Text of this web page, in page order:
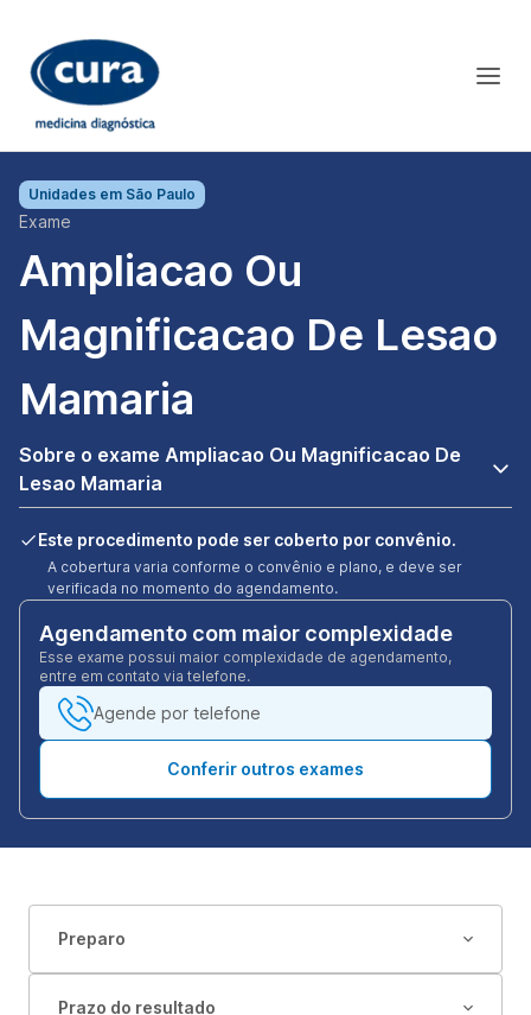
Unidades em São Paulo
Exame
Ampliacao Ou
Magnificacao De Lesao
Mamaria
Sobre o exame Ampliacao Ou Magnificacao De
Lesao Mamaria
Este procedimento pode ser coberto por convênio.
A cobertura varia conforme o convênio e plano, e deve ser
verificada no momento do agendamento.
Agendamento com maior complexidade
Esse exame possui maior complexidade de agendamento,
entre em contato via telefone.
Agende por telefone
Conferir outros exames
Preparo
Prazo do resultado